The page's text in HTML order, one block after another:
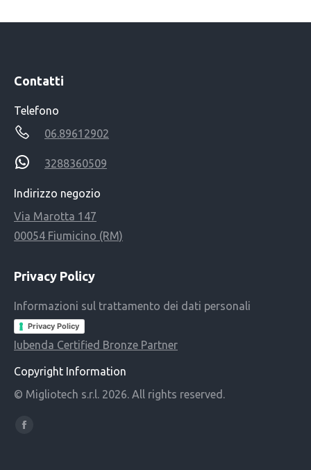
Contatti
Telefono
06.89612902
3288360509
Indirizzo negozio
Via Marotta 147
00054 Fiumicino (RM)
Privacy Policy
Informazioni sul trattamento dei dati personali
Privacy Policy
Iubenda Certified Bronze Partner
Copyright Information
© Migliotech s.r.l. 2026. All rights reserved.
Find us on:
Facebook